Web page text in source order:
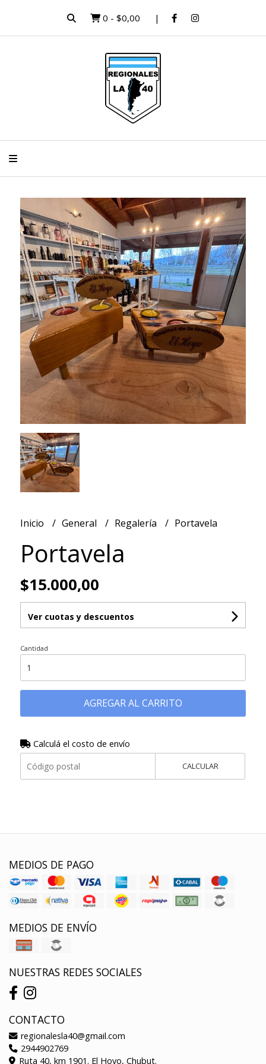
0 - $0,00
Inicio General Regalería Portavela
Portavela
$15.000,00
Ver cuotas y descuentos
Cantidad
AGREGAR AL CARRITO
Calculá el costo de envío
CALCULAR
MEDIOS DE PAGO
MEDIOS DE ENVÍO
NUESTRAS REDES SOCIALES
CONTACTO
regionalesla40@gmail.com
2944902769
Ruta 40, km 1901. El Hoyo, Chubut.